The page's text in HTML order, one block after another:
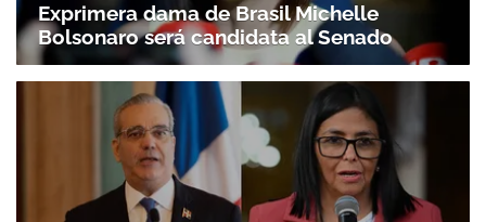
Exprimera dama de Brasil Michelle
Bolsonaro será candidata al Senado